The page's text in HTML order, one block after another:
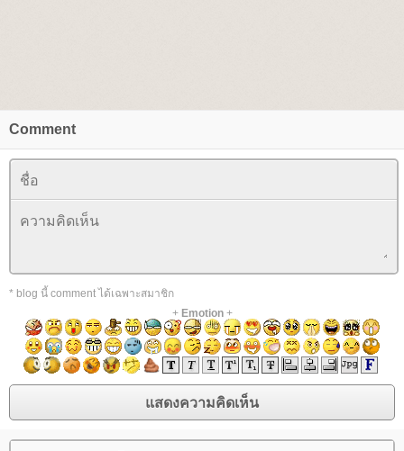
Comment
* blog นี้ comment ได้เฉพาะสมาชิก
+ Emotion+